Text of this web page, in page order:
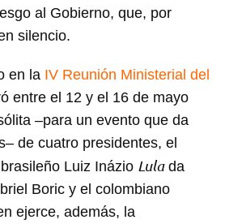
al Gobierno, que, por
silencio.
en la IV Reunión Ministerial del
entre el 12 y el 16 de mayo
–para un evento que da
de cuatro presidentes, el
Luiz Inázio Lulada
Boric y el colombiano
ejerce, además, la